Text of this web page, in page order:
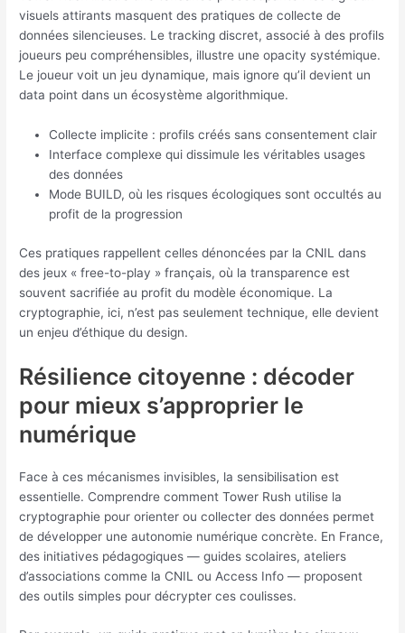
visuels attirants masquent des pratiques de collecte de
données silencieuses. Le tracking discret, associé à des profils
joueurs peu compréhensibles, illustre une opacity systémique.
Le joueur voit un jeu dynamique, mais ignore qu’il devient un
data point dans un écosystème algorithmique.
Collecte implicite : profils créés sans consentement clair
Interface complexe qui dissimule les véritables usages
des données
Mode BUILD, où les risques écologiques sont occultés au
profit de la progression
Ces pratiques rappellent celles dénoncées par la CNIL dans
des jeux « free-to-play » français, où la transparence est
souvent sacrifiée au profit du modèle économique. La
cryptographie, ici, n’est pas seulement technique, elle devient
un enjeu d’éthique du design.
Résilience citoyenne : décoder
pour mieux s’approprier le
numérique
Face à ces mécanismes invisibles, la sensibilisation est
essentielle. Comprendre comment Tower Rush utilise la
cryptographie pour orienter ou collecter des données permet
de développer une autonomie numérique concrète. En France,
des initiatives pédagogiques — guides scolaires, ateliers
d’associations comme la CNIL ou Access Info — proposent
des outils simples pour décrypter ces coulisses.